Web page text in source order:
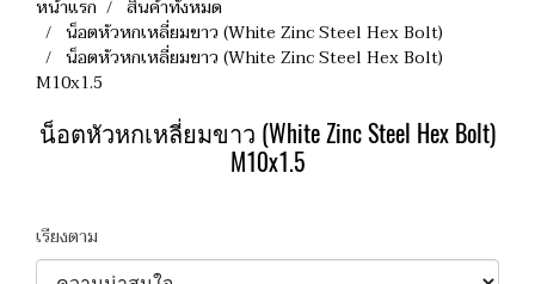
หน้าแรก
สินค้าทั้งหมด
น็อตหัวหกเหลี่ยมขาว (White Zinc Steel Hex Bolt)
น็อตหัวหกเหลี่ยมขาว (White Zinc Steel Hex Bolt)
M10x1.5
น็อตหัวหกเหลี่ยมขาว (White Zinc Steel Hex Bolt)
M10x1.5
เรียงตาม